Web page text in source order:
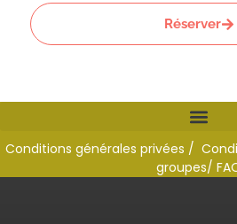
Réserver
Conditions générales privées /
groupes/